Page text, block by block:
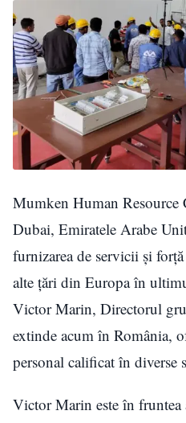
Mumken Human Resource
Dubai, Emiratele Arabe
furnizarea de servicii și
alte țări din Europa în
Victor Marin, Directorul
extinde acum în România,
personal calificat în diverse
Victor Marin este în fruntea